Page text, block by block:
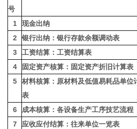
号
1 现金出纳
2
银行出纳：银行存款余额调动表
3
工资结算：工资结算表
4
固定资产核算：固定资产折旧计算表
5
材料核算：原材料及低值易耗品单位
表
6 成本核算：各设备生产工序技艺流程
7
应收应付结算：往来单位一览表